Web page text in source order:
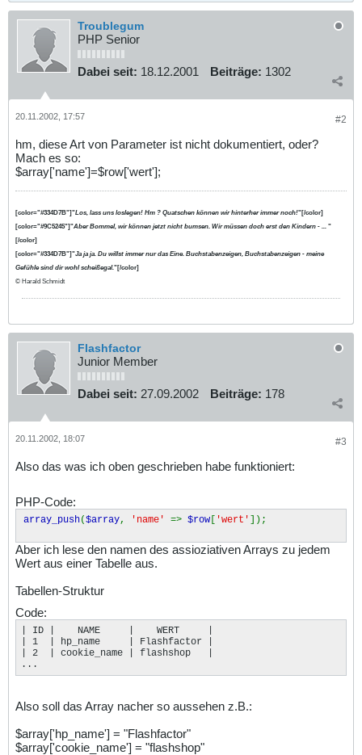
Troublegum
PHP Senior
Dabei seit: 18.12.2001 Beiträge: 1302
#2
20.11.2002, 17:57
hm, diese Art von Parameter ist nicht dokumentiert, oder?
Mach es so:
$array['name']=$row['wert'];
[color="#334D7B"]"Los, lass uns loslegen! Hm ? Quatschen können wir hinterher immer noch!"[/color]
[color="#9C5245"]"Aber Bommel, wir können jetzt nicht bumsen. Wir müssen doch erst den Kindern - ... "
[/color]
[color="#334D7B"]"Ja ja ja. Du willst immer nur das Eine. Buchstabenzeigen, Buchstabenzeigen - meine
Gefühle sind dir wohl scheißegal."[/color]
© Harald Schmidt
Flashfactor
Junior Member
Dabei seit: 27.09.2002 Beiträge: 178
#3
20.11.2002, 18:07
Also das was ich oben geschrieben habe funktioniert:
PHP-Code:
array_push($array, 'name' => $row [ 'wert' ]);
Aber ich lese den namen des assioziativen Arrays zu jedem
Wert aus einer Tabelle aus.
Tabellen-Struktur
Code:
| ID |    NAME     |    WERT     |
| 1  | hp_name     | Flashfactor |
| 2  | cookie_name | flashshop   |
...
Also soll das Array nacher so aussehen z.B.:
$array['hp_name'] = "Flashfactor"
$array['cookie_name'] = "flashshop"